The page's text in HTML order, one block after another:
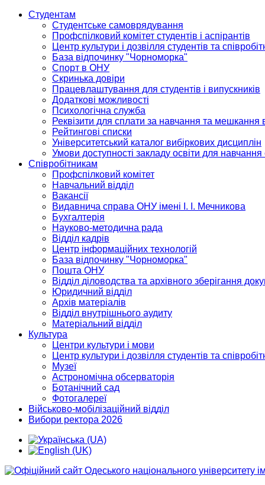
Студентам
Студентське самоврядування
Профспілковий комітет студентів і аспірантів
Центр культури і дозвілля студентів та
База відпочинку "Чорноморка"
Спорт в ОНУ
Скринька довіри
Працевлаштування для студентів і випускників
Додаткові можливості
Психологічна служба
Реквізити для сплати за навчання та мешкання
Рейтингові списки
Університетський каталог вибіркових дисциплін
Умови доступності закладу освіти для
Співробітникам
Профспілковий комітет
Навчальний відділ
Вакансії
Видавнича справа ОНУ імені І. І. Мечникова
Бухгалтерія
Науково-методична рада
Відділ кадрів
Центр інформаційних технологій
База відпочинку "Чорноморка"
Пошта ОНУ
Відділ діловодства та архівного зберігання
Юридичний відділ
Архів матеріалів
Відділ внутрішнього аудиту
Матеріальний відділ
Культура
Центри культури і мови
Центр культури і дозвілля студентів та
Музеї
Астрономічна обсерваторія
Ботанічний сад
Фотогалереї
Військово-мобілізаційний відділ
Вибори ректора 2026